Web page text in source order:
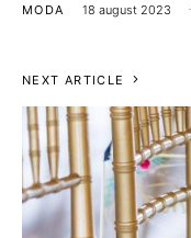
MODA 18 august 2023
NEXT ARTICLE